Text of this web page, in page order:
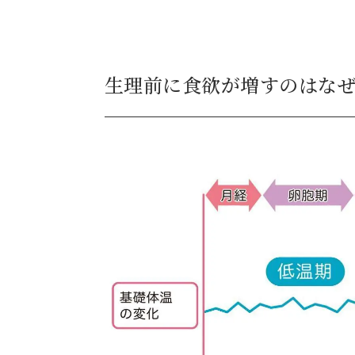
生理前に食欲が増すのはな